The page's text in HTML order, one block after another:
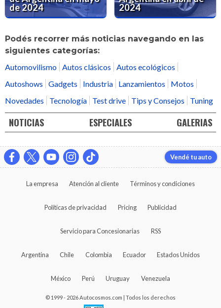
de 2024
2024
Podés recorrer más noticias navegando en las
siguientes categorías:
Automovilismo
Autos clásicos
Autos ecológicos
Autoshows
Gadgets Industria Lanzamientos
Motos
Novedades
Tecnología Test drive Tips y Consejos Tuning
NOTICIAS ESPECIALES GALERIAS
Vendé tu auto
La empresa Atención al cliente Términos y condiciones
Políticas de privacidad Pricing Publicidad
Servicio para Concesionarias RSS
Argentina Chile Colombia Ecuador Estados Unidos
México Perú Uruguay Venezuela
© 1999 - 2026 Autocosmos.com | Todos los derechos